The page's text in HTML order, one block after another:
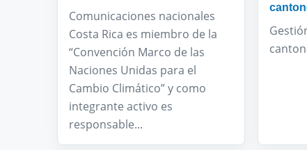
Comunicaciones nacionales
Costa Rica es miembro de la
“Convención Marco de las
Naciones Unidas para el
Cambio Climático” y como
integrante activo es
responsable...